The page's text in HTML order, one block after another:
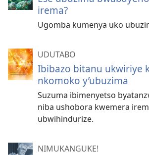
irema?
Ugomba kumenya uko
UDUTABO
Ibibazo bitanu ukwiriye
nkomoko y’ubuzima
Suzuma ibimenyetso
niba ushobora kwemera
ubwihindurize.
NIMUKANGUKE!